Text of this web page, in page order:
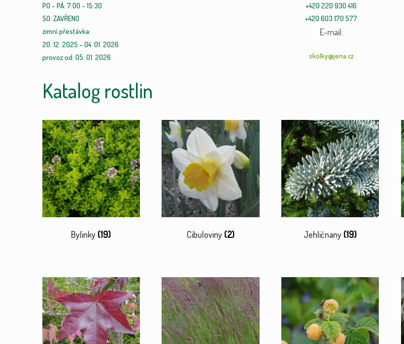
PO – PÁ: 7:00 – 15:30
SO: ZAVŘENO
zimní přestávka:
20. 12. 2025 – 04. 01. 2026
provoz od: 05. 01. 2026
+420 220 930 416
+420 603 170 577
E-mail:
skolky@jena.cz
Katalog rostlin
Bylinky (19) Cibuloviny (2) Jehličnany (19)